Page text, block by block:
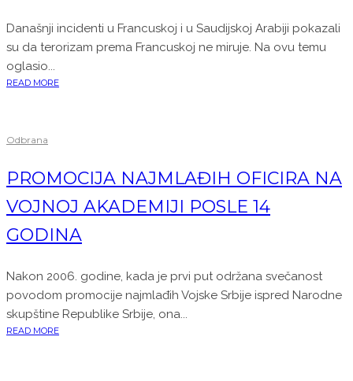
Današnji incidenti u Francuskoj i u Saudijskoj Arabiji pokazali
su da terorizam prema Francuskoj ne miruje. Na ovu temu
oglasio...
READ MORE
Odbrana
PROMOCIJA NAJMLAĐIH OFICIRA NA
VOJNOJ AKADEMIJI POSLE 14
GODINA
Nakon 2006. godine, kada je prvi put održana svečanost
povodom promocije najmlađih Vojske Srbije ispred Narodne
skupštine Republike Srbije, ona...
READ MORE